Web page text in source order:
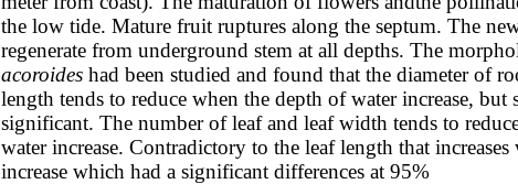
the low tide. Mature fruit ruptures along the septum. The
regenerate from underground stem at all depths. The
acoroides had been studied and found that the diameter of
length tends to reduce when the depth of water increase, but
significant. The number ofleaf and leaf width tends to
water increase. Contradictory to the leaf length that
increase which had a significant differences at 95%